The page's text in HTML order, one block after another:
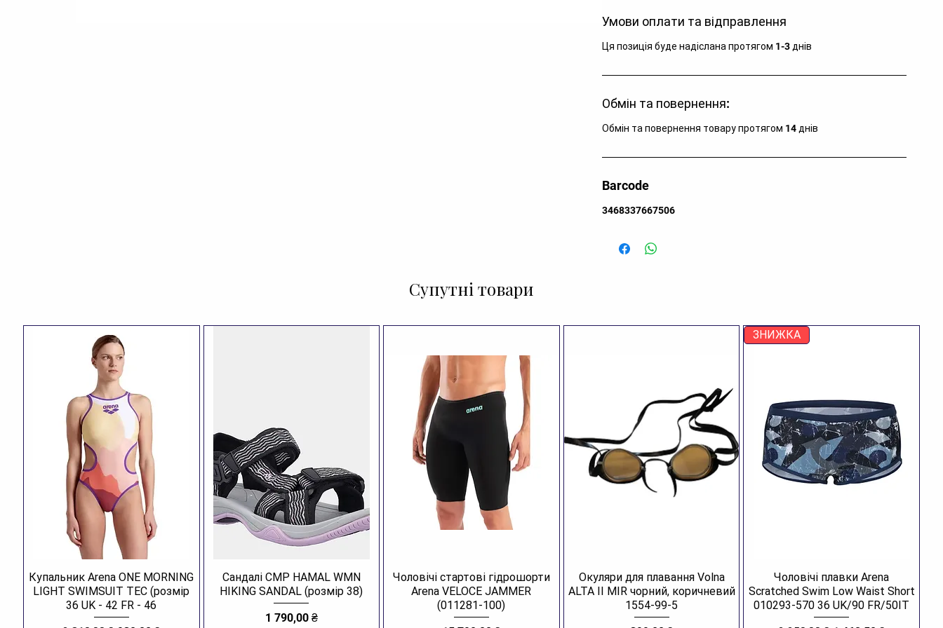
Артикул моделі:010571
Розділ:Одяг
Колір:Black
Склад:
Країна: Китай
Різновид:парка
Умови оплати та відправлення
Ця позиція буде надіслана протягом 1-3 днів
Обмін та повернення:
Обмін та повернення товару протягом 14 днів
Barcode
3468337667506
Супутні товари
Купальник Arena ONE MORNING
LIGHT SWIMSUIT TEC (розмір
36 UK - 42 FR - 46
Сандалі CMP HAMAL WMN
HIKING SANDAL (розмір 38)
Ціна
1 790,00 ₴
Чоловічі стартові гідрошорти
Arena VELOCE JAMMER
(011281-100)
Окуляри для плавання Volna
ALTA II MIR чорний, коричневий
1554-99-5
ЗНИЖКА
Чоловічі плавки Arena
Scratched Swim Low Waist Short
010293-570 36 UK/90 FR/50IT